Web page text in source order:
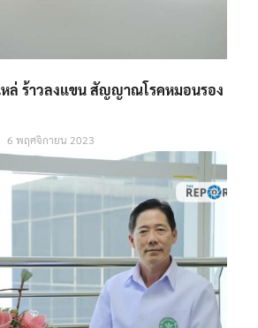
หล่ ร้าวลงแขน สัญญาณโรคหมอนรอง
6 พฤศจิกายน 2023